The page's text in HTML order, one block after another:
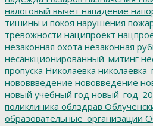
налоговый вычет нападение
тишины и покоя нарушения
тревожности наципроект
незаконная охота незаконная
несанкционированный_митинг
пропуска Николаевка
нововвведение нововведение
новый учебный год
поликлиника облздрав
образовательные_организации